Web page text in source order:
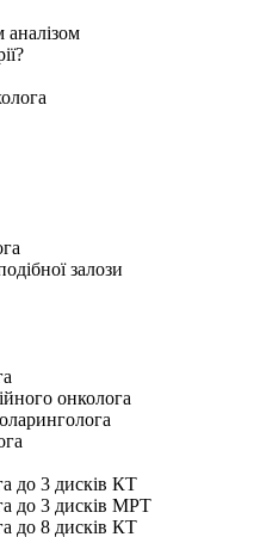
аналізом
залози
онколога
до 3 дисків КТ
до 3 дисків МРТ
до 8 дисків КТ